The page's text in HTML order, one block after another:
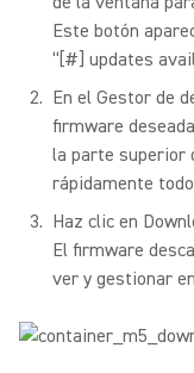
Este botón
“[#] updates
En el Gestor de
firmware
la parte superior
rápidamente
Haz clic en
El firmware
ver y gestionar